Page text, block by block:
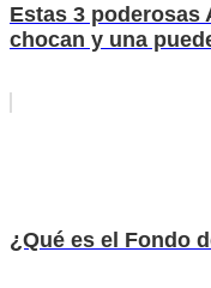
Estas 3 poderosas
chocan y una
¿Qué es el Fondo